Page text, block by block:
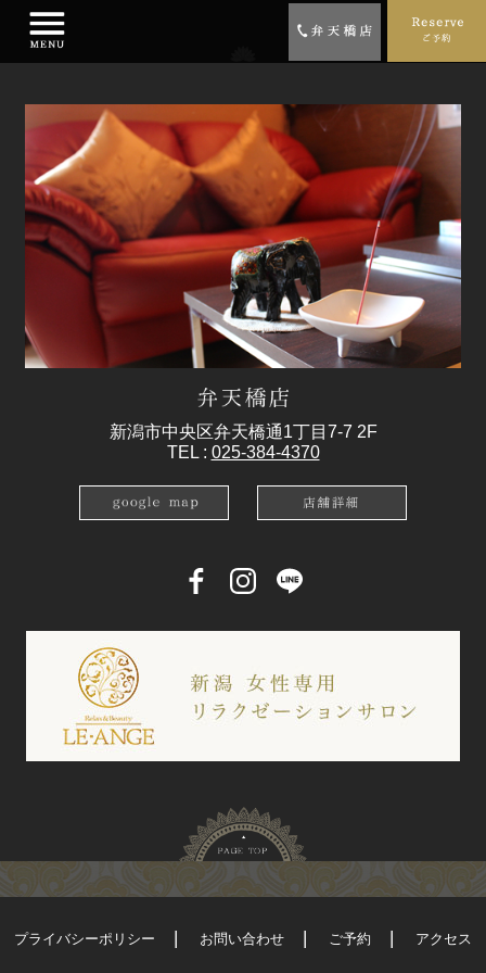
新潟市中央区弁天橋通1丁目7-7 2F
TEL : 025-384-4370
プライバシーポリシー お問い合わせ ご予約 アクセス